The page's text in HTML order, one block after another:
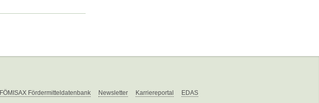
FÖMISAX Fördermitteldatenbank Newsletter Karriereportal EDAS